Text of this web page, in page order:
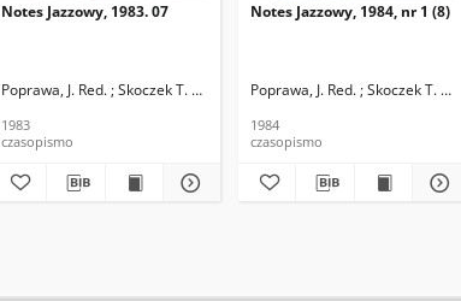
Notes Jazzowy, 1983. 07
Poprawa, J. Red. ; Skoczek T. Red.
1983
czasopismo
Notes Jazzowy, 1984, nr 1 (8)
Poprawa, J. Red. ; Skoczek T. Red.
1984
czasopismo